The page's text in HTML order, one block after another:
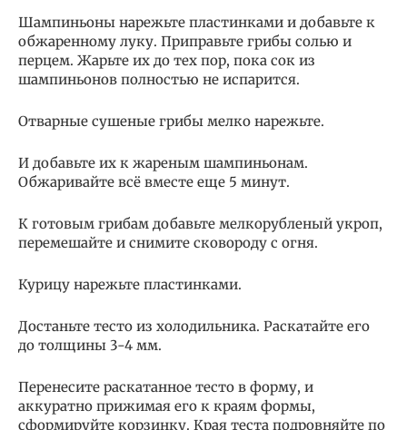
Шампиньоны нарежьте пластинками и добавьте к
обжаренному луку. Приправьте грибы солью и
перцем. Жарьте их до тех пор, пока сок из
шампиньонов полностью не испарится.
Отварные сушеные грибы мелко нарежьте.
И добавьте их к жареным шампиньонам.
Обжаривайте всё вместе еще 5 минут.
К готовым грибам добавьте мелкорубленый укроп,
перемешайте и снимите сковороду с огня.
Курицу нарежьте пластинками.
Достаньте тесто из холодильника. Раскатайте его
до толщины 3-4 мм.
Перенесите раскатанное тесто в форму, и
аккуратно прижимая его к краям формы,
сформируйте корзинку. Края теста подровняйте по